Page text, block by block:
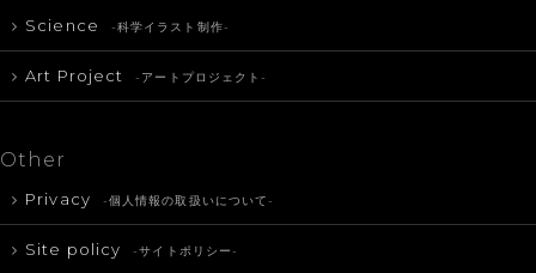
Science -科学イラスト制作-
Art Project -アートプロジェクト-
Other
Privacy -個人情報の取扱いについて-
Site policy -サイトポリシー-